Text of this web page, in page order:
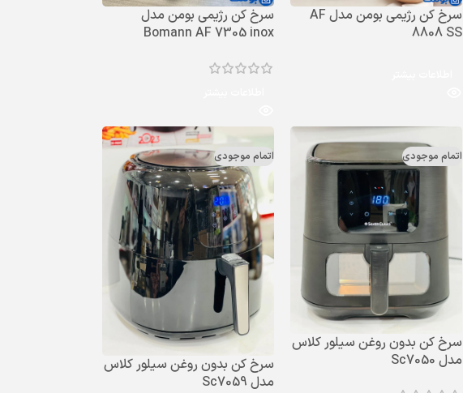
سرخ کن رژیمی بومن مدل AF
8808 SS
سرخ کن رژیمی بومن مدل
Bomann AF 7305 inox
اتمام موجودی
سرخ کن بدون روغن سیلور کلاس
مدل Sc7050
اتمام موجودی
سرخ کن بدون روغن سیلور کلاس
مدل Sc7059